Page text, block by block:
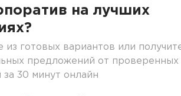
на лучших
из готовых вариантов или
предложений от проверенных
за 30 минут онлайн